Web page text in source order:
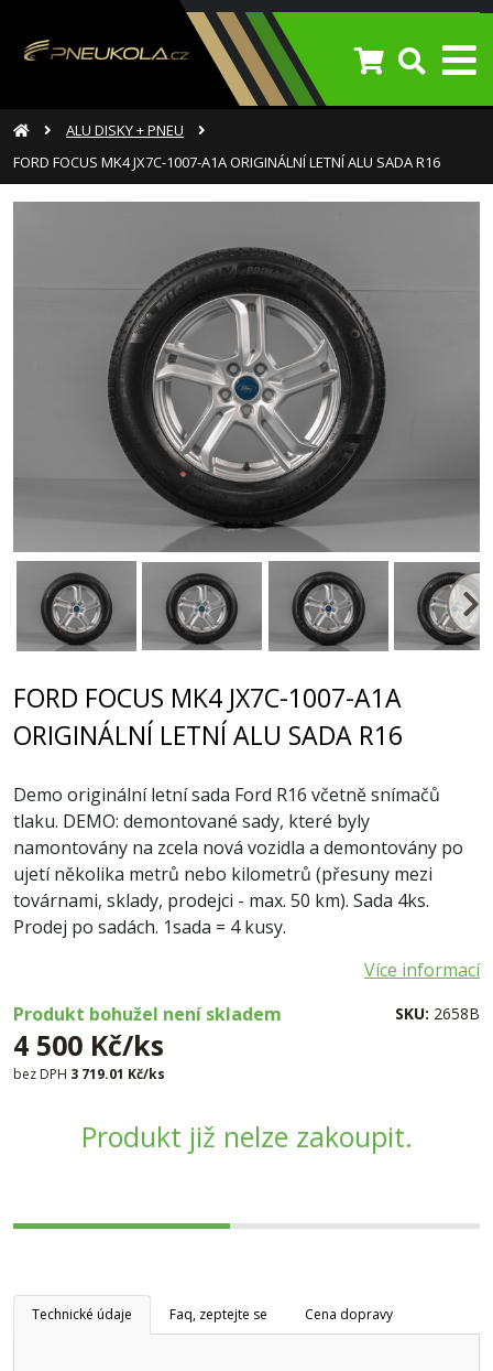
ALU DISKY + PNEU
FORD FOCUS MK4 JX7C-1007-A1A ORIGINÁLNÍ LETNÍ ALU SADA R16
FORD FOCUS MK4 JX7C-1007-A1A
ORIGINÁLNÍ LETNÍ ALU SADA R16
Demo originální letní sada Ford R16 včetně snímačů
tlaku. DEMO: demontované sady, které byly
namontovány na zcela nová vozidla a demontovány po
ujetí několika metrů nebo kilometrů (přesuny mezi
továrnami, sklady, prodejci - max. 50 km). Sada 4ks.
Prodej po sadách. 1sada = 4 kusy.
Více informací
Produkt bohužel není skladem
SKU: 2658B
4 500 Kč/ks
bez DPH 3 719.01 Kč/ks
Produkt již nelze zakoupit.
Technické údaje Faq, zeptejte se Cena dopravy